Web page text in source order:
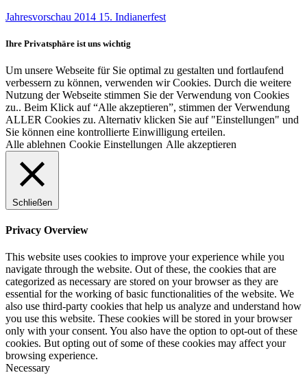
Jahresvorschau 2014 15. Indianerfest
Ihre Privatsphäre ist uns wichtig
Um unsere Webseite für Sie optimal zu gestalten und fortlaufend
verbessern zu können, verwenden wir Cookies. Durch die weitere
Nutzung der Webseite stimmen Sie der Verwendung von Cookies
zu.. Beim Klick auf “Alle akzeptieren”, stimmen der Verwendung
ALLER Cookies zu. Alternativ klicken Sie auf "Einstellungen" und
Sie können eine kontrollierte Einwilligung erteilen.
Alle ablehnen Cookie Einstellungen Alle akzeptieren
Schließen
Privacy Overview
This website uses cookies to improve your experience while you
navigate through the website. Out of these, the cookies that are
categorized as necessary are stored on your browser as they are
essential for the working of basic functionalities of the website. We
also use third-party cookies that help us analyze and understand how
you use this website. These cookies will be stored in your browser
only with your consent. You also have the option to opt-out of these
cookies. But opting out of some of these cookies may affect your
browsing experience.
Necessary